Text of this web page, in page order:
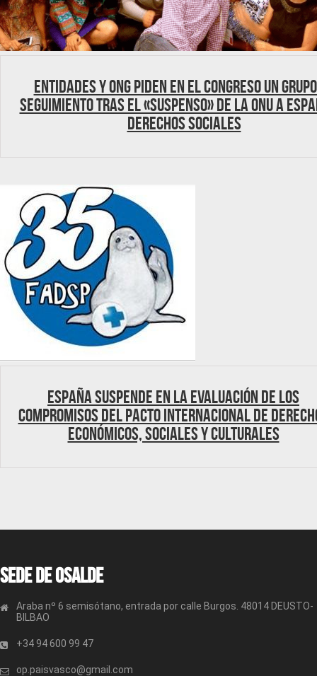
Entidades y ONG piden en el Congreso un
seguimiento tras el «suspenso» de la ONU a
derechos sociales
España suspende en la evaluación de los
compromisos del Pacto Internacional de
Económicos, Sociales y Culturales
Sede de OSALDE
Araba nº 6 semisótano, entrada por calle Burgos. 48014 DEUSTO-
BILBAO
+34 94 600 99 47
op.paisvasco@gmail.com